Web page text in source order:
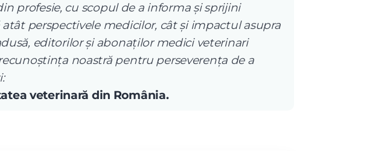
profesie, cu scopul de a informa și sprijini
perspectivele medicilor, cât și impactul asupra
editorilor și abonaților medici veterinari
noastră pentru perseverența de a
veterinară din România.